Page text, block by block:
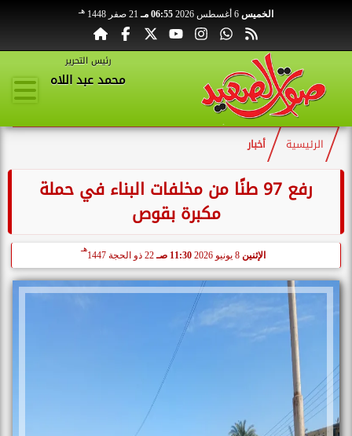
الخميس 06:55 مـ 21 صفر 1448 هـ
رئيس التحرير
محمد عبد اللاه
الرئيسية أخبار
رفع 97 طنًا من مخلفات البناء في حملة
مكبرة بقوص
الإثنين 8 يونيو 2026 11:30 صـ 22 ذو الحجة 1447
هـ